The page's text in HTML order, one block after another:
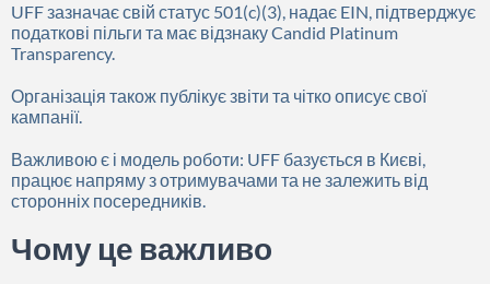
UFF зазначає свій статус 501(c)(3), надає EIN, підтверджує
податкові пільги та має відзнаку Candid Platinum
Transparency.
Організація також публікує звіти та чітко описує свої
кампанії.
Важливою є і модель роботи: UFF базується в Києві,
працює напряму з отримувачами та не залежить від
сторонніх посередників.
Чому це важливо